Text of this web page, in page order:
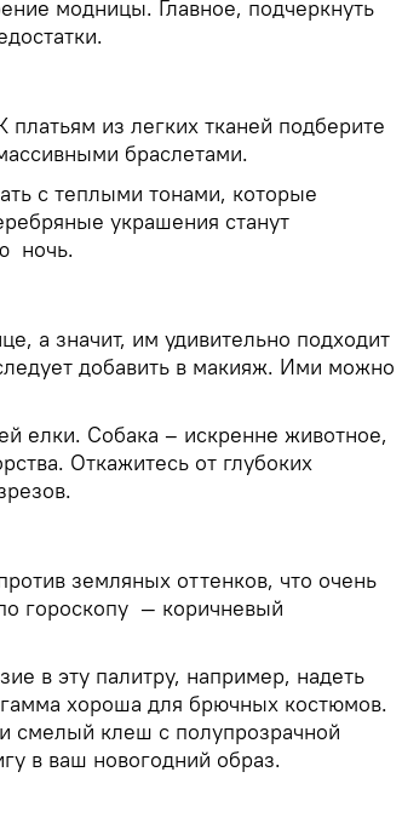
модницы. Главное, подчеркнуть
из легких тканей подберите
браслетами.
с теплыми тонами, которые
украшения станут
ночь.
а значит, им удивительно подходит
добавить в макияж. Ими можно
елки. Собака – искренне животное,
Откажитесь от глубоких
земляных оттенков, что очень
гороскопу — коричневый
в эту палитру, например, надеть
хороша для брючных костюмов.
смелый клеш с полупрозрачной
в ваш новогодний образ.